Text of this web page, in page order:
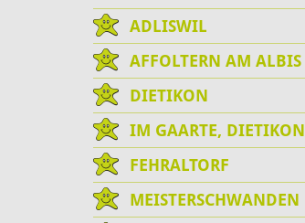
ADLISWIL
AFFOLTERN AM ALBIS
DIETIKON
IM GAARTE, DIETIKON
FEHRALTORF
MEISTERSCHWANDEN